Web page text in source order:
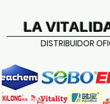
LA
DISTRIBUIDOR